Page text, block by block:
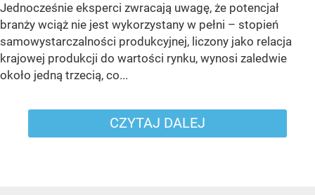
Jednocześnie eksperci zwracają uwagę, że potencjał
branży wciąż nie jest wykorzystany w pełni – stopień
samowystarczalności produkcyjnej, liczony jako relacja
krajowej produkcji do wartości rynku, wynosi zaledwie
około jedną trzecią, co...
CZYTAJ DALEJ